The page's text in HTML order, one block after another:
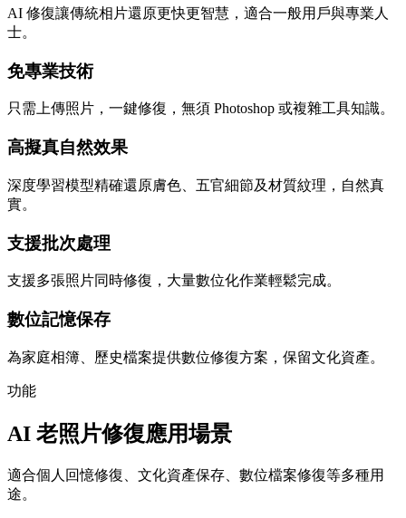
AI 修復讓傳統相片還原更快更智慧，適合一般用戶與專業人
士。
免專業技術
只需上傳照片，一鍵修復，無須 Photoshop 或複雜工具知識。
高擬真自然效果
深度學習模型精確還原膚色、五官細節及材質紋理，自然真
實。
支援批次處理
支援多張照片同時修復，大量數位化作業輕鬆完成。
數位記憶保存
為家庭相簿、歷史檔案提供數位修復方案，保留文化資產。
功能
AI 老照片修復應用場景
適合個人回憶修復、文化資產保存、數位檔案修復等多種用
途。